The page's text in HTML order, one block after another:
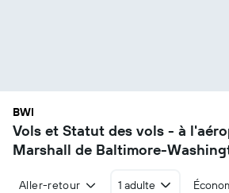
BWI
Vols et Statut des vols - à
Marshall de Baltimore-
Aller-retour 1 adulte